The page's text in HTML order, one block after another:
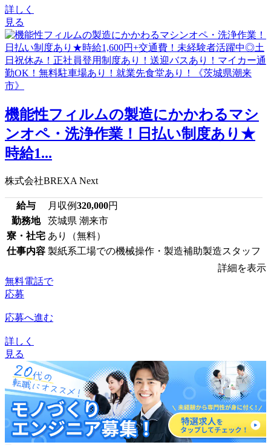
詳しく
見る
機能性フィルムの製造にかかわるマシ
ンオペ・洗浄作業！日払い制度あり★
時給1...
株式会社BREXA Next
給与 月収例320,000円
勤務地
茨城県 潮来市
寮・社宅 あり（無料）
仕事内容 製紙系工場での機械操作・製造補助製造スタッフ
詳細を表示
無料電話で
応募
応募へ進む
詳しく
見る